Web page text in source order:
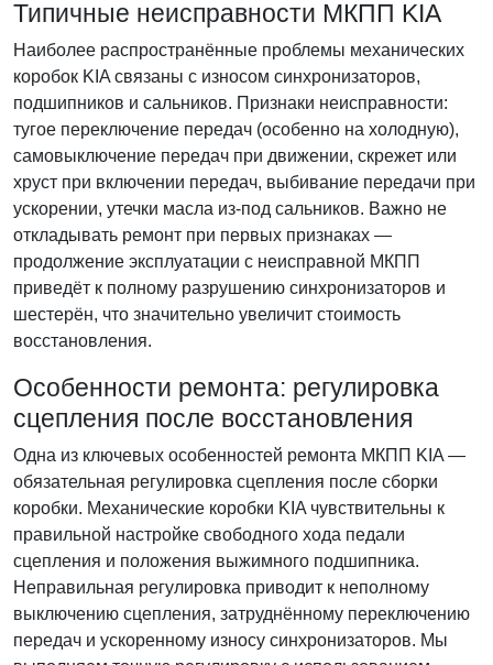
Типичные неисправности МКПП KIA
Наиболее распространённые проблемы механических
коробок KIA связаны с износом синхронизаторов,
подшипников и сальников. Признаки неисправности:
тугое переключение передач (особенно на холодную),
самовыключение передач при движении, скрежет или
хруст при включении передач, выбивание передачи при
ускорении, утечки масла из-под сальников. Важно не
откладывать ремонт при первых признаках —
продолжение эксплуатации с неисправной МКПП
приведёт к полному разрушению синхронизаторов и
шестерён, что значительно увеличит стоимость
восстановления.
Особенности ремонта: регулировка
сцепления после восстановления
Одна из ключевых особенностей ремонта МКПП KIA —
обязательная регулировка сцепления после сборки
коробки. Механические коробки KIA чувствительны к
правильной настройке свободного хода педали
сцепления и положения выжимного подшипника.
Неправильная регулировка приводит к неполному
выключению сцепления, затруднённому переключению
передач и ускоренному износу синхронизаторов. Мы